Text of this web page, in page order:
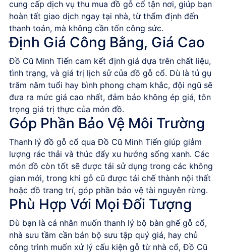
cung cấp dịch vụ thu mua đồ gỗ cổ tận nơi, giúp bạn
hoàn tất giao dịch ngay tại nhà, từ thẩm định đến
thanh toán, mà không cần tốn công sức.
Định Giá Công Bằng, Giá Cao
Đồ Cũ Minh Tiến cam kết định giá dựa trên chất liệu,
tình trạng, và giá trị lịch sử của đồ gỗ cổ. Dù là tủ gụ
trăm năm tuổi hay bình phong chạm khắc, đội ngũ sẽ
đưa ra mức giá cao nhất, đảm bảo không ép giá, tôn
trọng giá trị thực của món đồ.
Góp Phần Bảo Vệ Môi Trường
Thanh lý đồ gỗ cổ quaĐồ Cũ Minh Tiến giúp giảm
lượng rác thải và thúc đẩy xu hướng sống xanh. Các
món đồ còn tốt sẽ được tái sử dụng trong các không
gian mới, trong khi gỗ cũ được tái chế thành nội thất
hoặc đồ trang trí, góp phần bảo vệ tài nguyên rừng.
Phù Hợp Với Mọi Đối Tượng
Dù bạn là cá nhân muốn thanh lý bộ bàn ghế gỗ cổ,
nhà sưu tầm cần bán bộ sưu tập quý giá, hay chủ
công trình muốn xử lý cấu kiện gỗ từ nhà cổ,Đồ Cũ